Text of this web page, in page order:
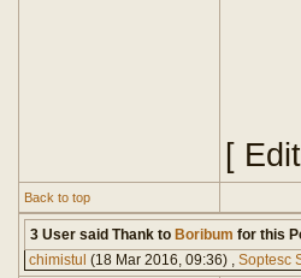
[
Back to top
3 User said Thank to Boribum for this
chimistul (18 Mar 2016, 09:36) , Soptesc